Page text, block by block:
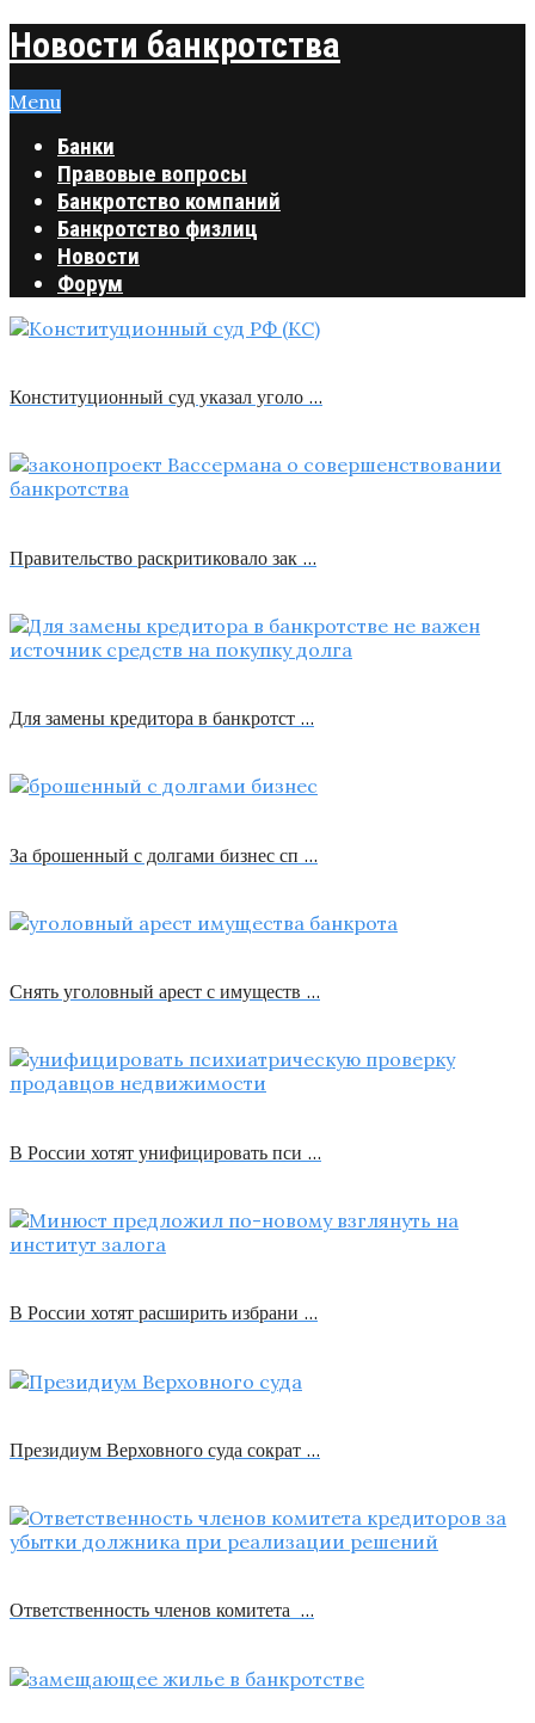
Новости банкротства
Menu
Банки
Правовые вопросы
Банкротство компаний
Банкротство физлиц
Новости
Форум
Конституционный суд указал уголо …
Правительство раскритиковало зак …
Для замены кредитора в банкротст …
За брошенный с долгами бизнес сп …
Снять уголовный арест с имуществ …
В России хотят унифицировать пси …
В России хотят расширить избрани …
Президиум Верховного суда сократ …
Ответственность членов комитета …